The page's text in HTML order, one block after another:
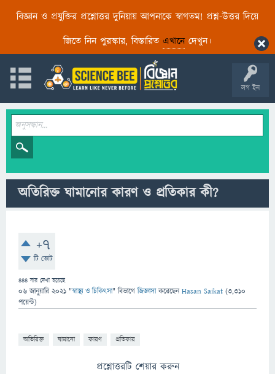
বিজ্ঞান ও প্রযুক্তির প্রশ্নোত্তর দুনিয়ায় আপনাকে স্বাগতম! প্রশ্ন-উত্তর দিয়ে
জিতে নিন পুরস্কার, বিস্তারিত এখানেদেখুন।
লগ ইন
অতিরিক্ত ঘামানোর কারণ ও প্রতিকার কী?
+7
টি ভোট
444 বার দেখা হয়েছে
06 জানুয়ারি 2021 "স্বাস্থ্য ও চিকিৎসা" বিভাগে জিজ্ঞাসাকরেছেনHasan Saikat (3,310
পয়েন্ট)
অতিরিক্ত ঘামানো কারণ প্রতিকার
প্রশ্নোত্তরটি শেয়ার করুন